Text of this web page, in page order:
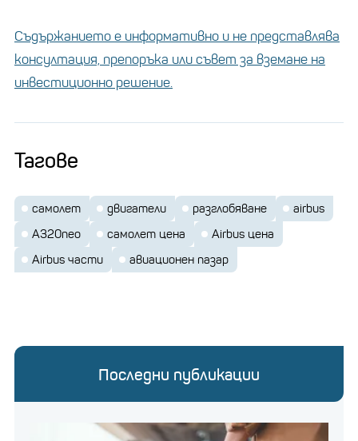
Съдържанието е информативно и не представлява
консултация, препоръка или съвет за вземане на
инвестиционно решение.
Тагове
самолет двигатели разглобяване
airbus
A320neo
самолет цена
Airbus цена
Airbus части
авиационен пазар
Последни публикации